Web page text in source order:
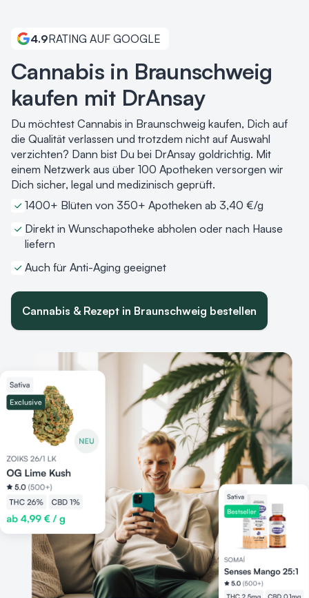
4.9RATING AUF GOOGLE
Cannabis in Braunschweig
kaufen mit DrAnsay
Du möchtest Cannabis in Braunschweig kaufen, Dich auf
die Qualität verlassen und trotzdem nicht auf Auswahl
verzichten? Dann bist Du bei DrAnsay goldrichtig. Mit
einem Netzwerk aus über 100 Apotheken versorgen wir
Dich sicher, legal und medizinisch geprüft.
1400+ Blüten von 350+ Apotheken ab 3,40 €/g
Direkt in Wunschapotheke abholen oder nach Hause
liefern
Auch für Anti-Aging geeignet
Cannabis & Rezept in Braunschweig bestellen